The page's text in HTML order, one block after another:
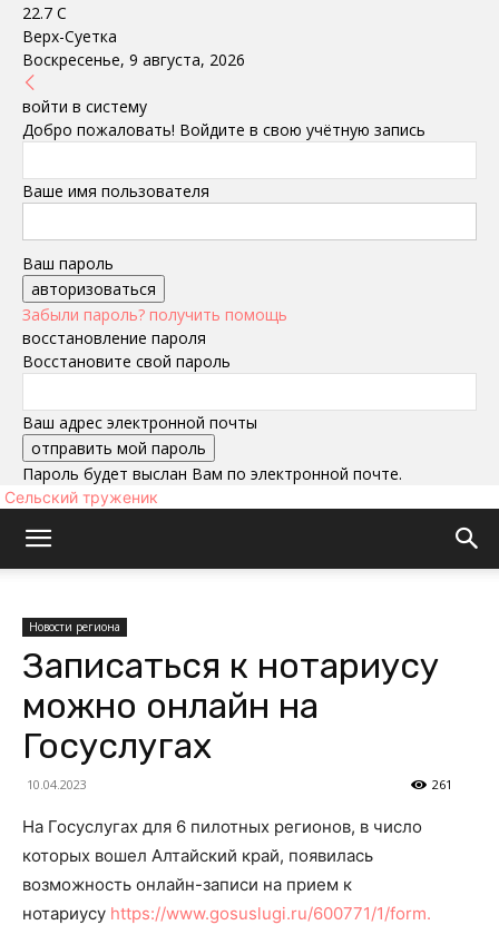
22.7 C
Верх-Суетка
Воскресенье, 9 августа, 2026
войти в систему
Добро пожаловать! Войдите в свою учётную запись
Ваше имя пользователя
Ваш пароль
Забыли пароль? получить помощь
восстановление пароля
Восстановите свой пароль
Ваш адрес электронной почты
Пароль будет выслан Вам по электронной почте.
Сельский труженик
Новости региона
Записаться к нотариусу
можно онлайн на
Госуслугах
10.04.2023 261
На Госуслугах для 6 пилотных регионов, в число
которых вошел Алтайский край, появилась
возможность онлайн-записи на прием к
нотариусу https://www.gosuslugi.ru/600771/1/form.